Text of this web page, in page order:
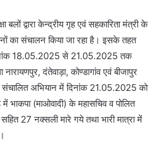
द्वारा केन्द्रीय गृह एवं सहकारिता मंत्री के
का संचालन किया जा रहा है। इसके तहत
18.05.2025 से 21.05.2025 तक
दंतेवाड़ा, कोण्डागांव एवं बीजापुर
अभियान में दिनांक 21.05.2025 को
(माओवादी) के महासचिव व पोलित
27 नक्सली मारे गये तथा भारी मात्रा में